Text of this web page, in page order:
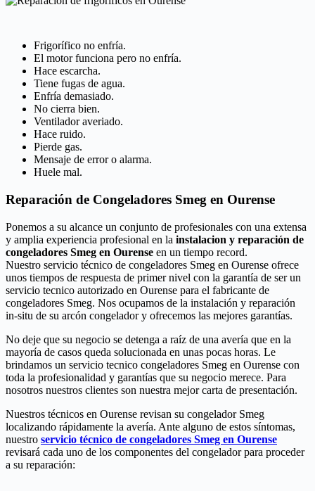
Frigorífico no enfría.
El motor funciona pero no enfría.
Hace escarcha.
Tiene fugas de agua.
Enfría demasiado.
No cierra bien.
Ventilador averiado.
Hace ruido.
Pierde gas.
Mensaje de error o alarma.
Huele mal.
Reparación de Congeladores Smeg en Ourense
Ponemos a su alcance un conjunto de profesionales con una extensa
y amplia experiencia profesional en la instalacion y reparación de
congeladores Smeg en Ourense en un tiempo record.
Nuestro servicio técnico de congeladores Smeg en Ourense ofrece
unos tiempos de respuesta de primer nivel con la garantía de ser un
servicio tecnico autorizado en Ourense para el fabricante de
congeladores Smeg. Nos ocupamos de la instalación y reparación
in-situ de su arcón congelador y ofrecemos las mejores garantías.
No deje que su negocio se detenga a raíz de una avería que en la
mayoría de casos queda solucionada en unas pocas horas. Le
brindamos un servicio tecnico congeladores Smeg en Ourense con
toda la profesionalidad y garantías que su negocio merece. Para
nosotros nuestros clientes son nuestra mejor carta de presentación.
Nuestros técnicos en Ourense revisan su congelador Smeg
localizando rápidamente la avería. Ante alguno de estos síntomas,
nuestro servicio técnico de congeladores Smeg en Ourense
revisará cada uno de los componentes del congelador para proceder
a su reparación: